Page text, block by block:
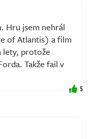
Hru jsem nehrál
of Atlantis) a film
lety, protože
Takže fail v
5